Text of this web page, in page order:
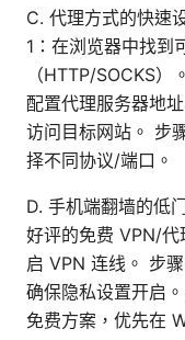
C. 代理方式的快速
1：在浏览器中找到
（HTTP/SOCKS
配置代理服务器地
访问目标网站。 步
择不同协议/端口。
D. 手机端翻墙的低
好评的免费 VPN/
启 VPN 连线。 步
确保隐私设置开启
免费方案，优先在